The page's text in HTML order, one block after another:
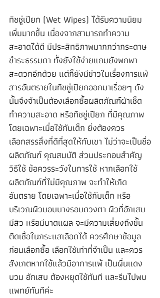
ทิชชู่เปียก (Wet Wipes) ได้รับความนิยม
เพิ่มมากขึ้น เนื่องจากสามารถทำความ
สะอาดได้ดี มีประสิทธิภาพมากกว่ากระดาษ
ชำระธรรมดา ทั้งยังใช้ง่ายแถมยังพกพา
สะดวกอีกด้วย แต่ก็ยังมีข่าวในเรื่องการแพ้
สารอันตรายในทิชชู่เปียกออกมาเรื่อยๆ ดัง
นั้นจึงจำเป็นต้องเลือกซื้อผลิตภัณฑ์ผ้าเช็ด
ทำความสะอาด หรือทิชชู่เปียก ที่มีคุณภาพ
โดยเฉพาะเมื่อใช้กับเด็ก ยิ่งต้องควร
เลือกสรรสิ่งที่ดีที่สุดให้กับเขา ไม่ว่าจะเป็นชื่อ
ผลิตภัณฑ์ คุณสมบัติ ส่วนประกอบสำคัญ
วิธีใช้ ข้อควรระวังในการใช้ หากเลือกใช้
ผลิตภัณฑ์ที่ไม่มีคุณภาพ จะทำให้เกิด
อันตราย โดยเฉพาะเมื่อใช้กับเด็ก หรือ
บริเวณผิวบอบบางรอบดวงตา ผิวที่อักเสบ
มีสิว หรือมีบาดแผล จะมีความเสี่ยงถึงขั้น
ติดเชื้อในกระแสเลือดได้ ควรศึกษาข้อมูล
ก่อนเลือกซื้อ เลือกใช้เท่าที่จำเป็น และควร
สังเกตหากใช้แล้วมีอาการแพ้ เป็นผื่นแดง
บวม อักเสบ ต้องหยุดใช้ทันที และรีบไปพบ
แพทย์ทันทีค่ะ